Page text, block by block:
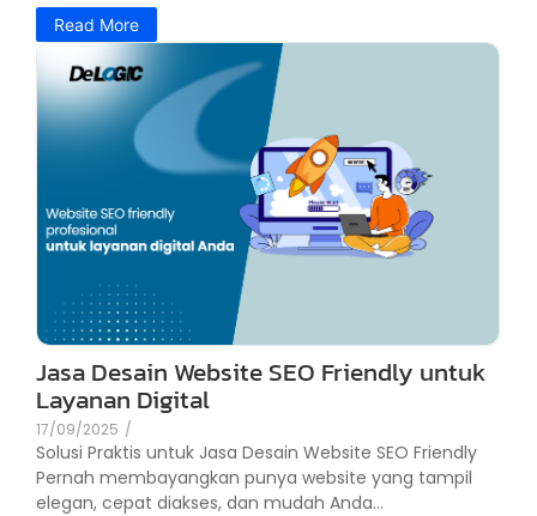
Read More
Jasa Desain Website SEO Friendly untuk
Layanan Digital
17/09/2025 /
Solusi Praktis untuk Jasa Desain Website SEO Friendly
Pernah membayangkan punya website yang tampil
elegan, cepat diakses, dan mudah Anda...